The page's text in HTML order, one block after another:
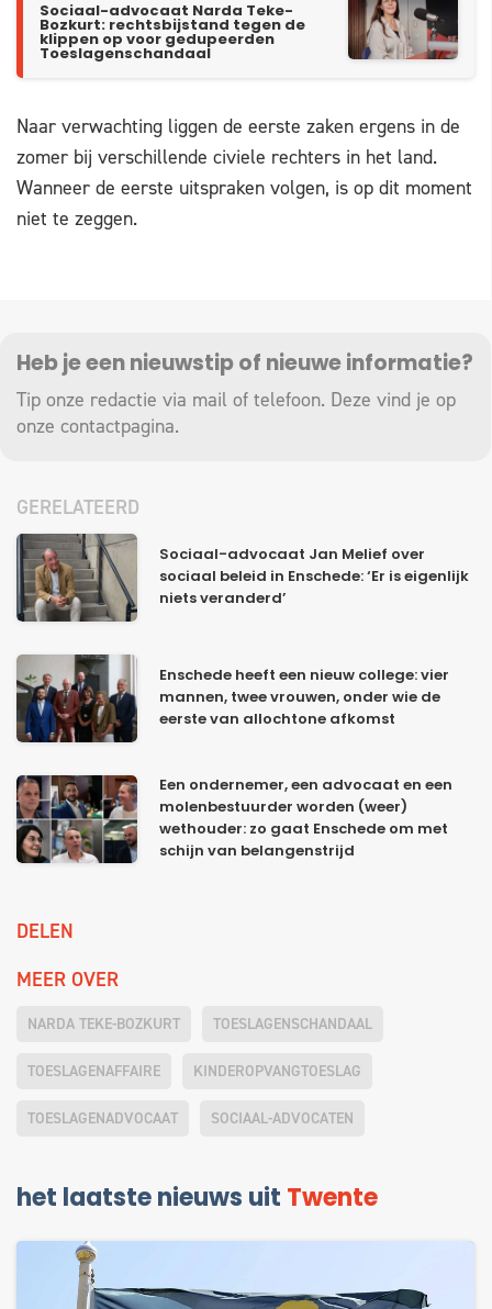
Sociaal-advocaat Narda Teke-
Bozkurt: rechtsbijstand tegen de
klippen op voor gedupeerden
Toeslagenschandaal
Naar verwachting liggen de eerste zaken ergens in de
zomer bij verschillende civiele rechters in het land.
Wanneer de eerste uitspraken volgen, is op dit moment
niet te zeggen.
Heb je een nieuwstip of nieuwe informatie?
Tip onze redactie via mail of telefoon. Deze vind je op
onze contactpagina.
GERELATEERD
Sociaal-advocaat Jan Melief over
sociaal beleid in Enschede: ‘Er is eigenlijk
niets veranderd’
Enschede heeft een nieuw college: vier
mannen, twee vrouwen, onder wie de
eerste van allochtone afkomst
Een ondernemer, een advocaat en een
molenbestuurder worden (weer)
wethouder: zo gaat Enschede om met
schijn van belangenstrijd
DELEN
MEER OVER
NARDA TEKE-BOZKURT TOESLAGENSCHANDAAL
TOESLAGENAFFAIRE KINDEROPVANGTOESLAG
TOESLAGENADVOCAAT SOCIAAL-ADVOCATEN
het laatste nieuws uit Twente